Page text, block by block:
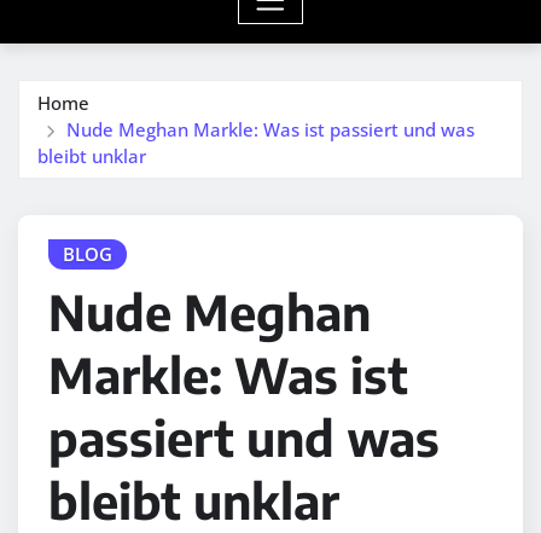
Home
Nude Meghan Markle: Was ist passiert und was
bleibt unklar
BLOG
Nude Meghan
Markle: Was ist
passiert und was
bleibt unklar